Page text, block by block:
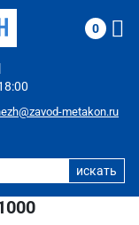
metakon.ru
0